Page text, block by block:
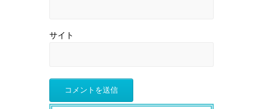
サイト